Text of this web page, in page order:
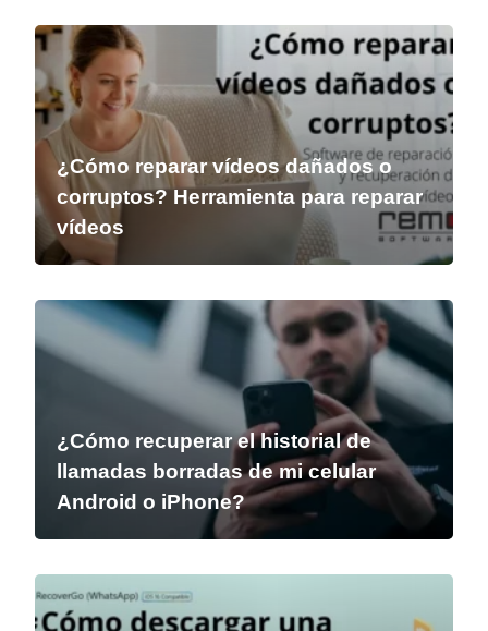
¿Cómo reparar vídeos dañados o
corruptos? Herramienta para reparar
vídeos
¿Cómo recuperar el historial de
llamadas borradas de mi celular
Android o iPhone?